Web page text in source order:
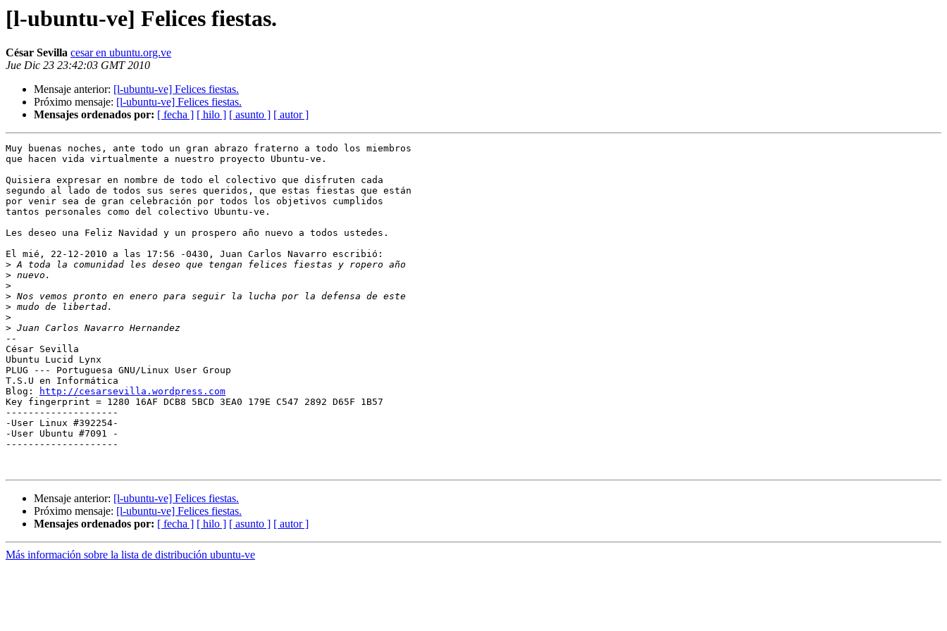
[l-ubuntu-ve] Felices fiestas.
César Sevilla cesar en ubuntu.org.ve
Jue Dic 23 23:42:03 GMT 2010
Mensaje anterior: [l-ubuntu-ve] Felices fiestas.
Próximo mensaje: [l-ubuntu-ve] Felices fiestas.
Mensajes ordenados por: [ fecha ] [ hilo ] [ asunto ] [ autor ]
Muy buenas noches, ante todo un gran abrazo fraterno a todo los miembros
que hacen vida virtualmente a nuestro proyecto Ubuntu-ve.
Quisiera expresar en nombre de todo el colectivo que disfruten cada
segundo al lado de todos sus seres queridos, que estas fiestas que están
por venir sea de gran celebración por todos los objetivos cumplidos
tantos personales como del colectivo Ubuntu-ve.
Les deseo una Feliz Navidad y un prospero año nuevo a todos ustedes.
El mié, 22-12-2010 a las 17:56 -0430, Juan Carlos Navarro escribió:
>
>
>
>
>
>
>
--
﻿César Sevilla
Ubuntu Lucid Lynx
PLUG --- Portuguesa GNU/Linux User Group
T.S.U en Informática
Blog:
http://cesarsevilla.wordpress.com
Key fingerprint = 1280 16AF DCB8 5BCD 3EA0 179E C547 2892 D65F 1B57
--------------------
-User Linux #392254-
-User Ubuntu #7091 -
--------------------
Mensaje anterior: [l-ubuntu-ve] Felices fiestas.
Próximo mensaje: [l-ubuntu-ve] Felices fiestas.
Mensajes ordenados por: [ fecha ] [ hilo ] [ asunto ] [ autor ]
Más información sobre la lista de distribución ubuntu-ve